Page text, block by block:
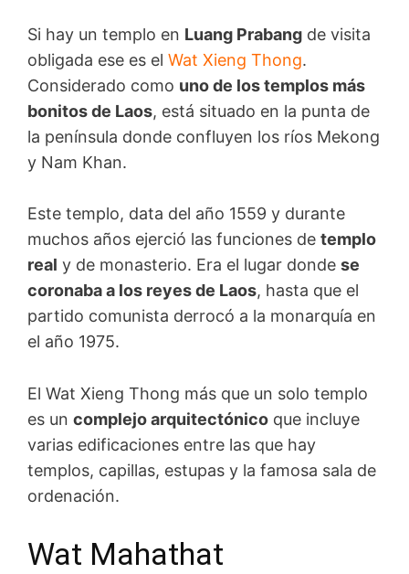
Si hay un templo en Luang Prabang de visita
obligada ese es el Wat Xieng Thong.
Considerado como uno de los templos más
bonitos de Laos, está situado en la punta de
la península donde confluyen los ríos Mekong
y Nam Khan.
Este templo, data del año 1559 y durante
muchos años ejerció las funciones de templo
real y de monasterio. Era el lugar donde se
coronaba a los reyes de Laos, hasta que el
partido comunista derrocó a la monarquía en
el año 1975.
El Wat Xieng Thong más que un solo templo
es un complejo arquitectónico que incluye
varias edificaciones entre las que hay
templos, capillas, estupas y la famosa sala de
ordenación.
Wat Mahathat